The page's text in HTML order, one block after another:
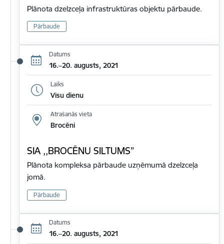
Plānota dzelzceļa infrastruktūras objektu pārbaude.
Pārbaude
Datums
16.–20. augusts, 2021
Laiks
Visu dienu
Atrašanās vieta
Brocēni
SIA ,,BROCĒNU SILTUMS”
Plānota kompleksa pārbaude uzņēmumā dzelzceļa
jomā.
Pārbaude
Datums
16.–20. augusts, 2021